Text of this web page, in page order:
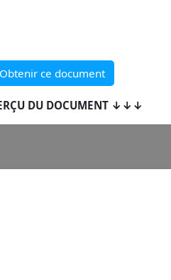
Obtenir ce document
DU DOCUMENT ↓↓↓